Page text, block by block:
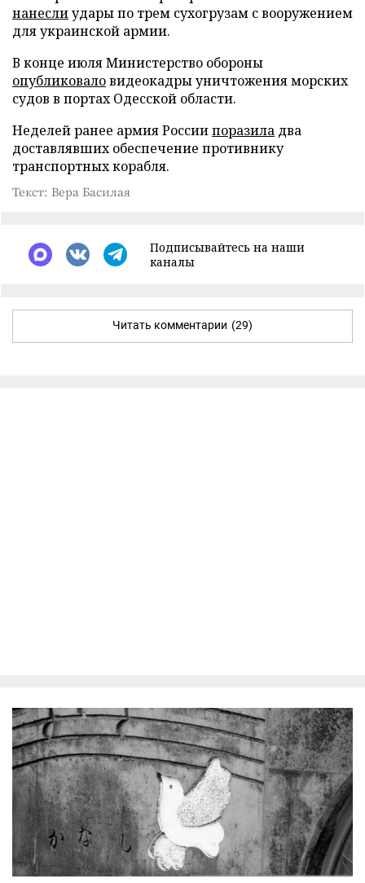
нанеслиудары по трем сухогрузам с вооружением
для украинской армии.
В конце июля Министерство обороны
опубликоваловидеокадры уничтожения морских
судов в портах Одесской области.
Неделей ранее армия Россиипоразила два
доставлявших обеспечение противнику
транспортных корабля.
Текст: Вера Басилая
Подписывайтесь на наши
каналы
Читать комментарии (29)